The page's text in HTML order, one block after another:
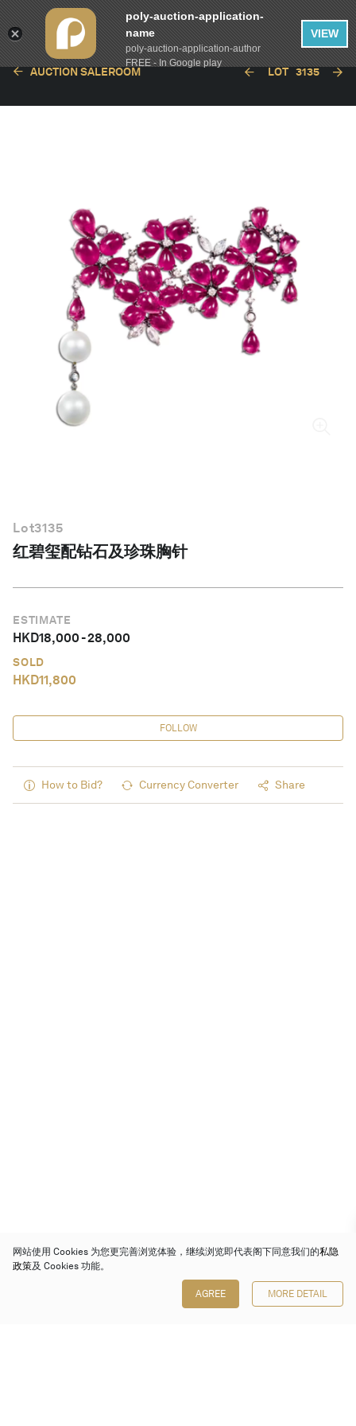
简体中文
AUCTION SALEROOM LOT 3135
Lot3135
红碧玺配钻石及珍珠胸针
ESTIMATE
HKD18,000-28,000
SOLD
HKD11,800
FOLLOW
How to Bid? Currency Converter Share
网站使用 Cookies 为您更完善浏览体验，继续浏览即代表阁下同意我们的私隐
政策及 Cookies 功能。
AGREE MORE DETAIL
poly-auction-application-
name
poly-auction-application-author
FREE - In Google play
VIEW